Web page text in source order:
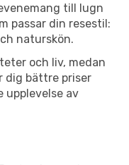
till lugn
passar din resestil:
naturskön.
och liv, medan
dig bättre priser
upplevelse av